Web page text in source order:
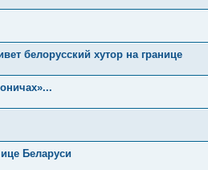
белорусский хутор на границе
Беларуси